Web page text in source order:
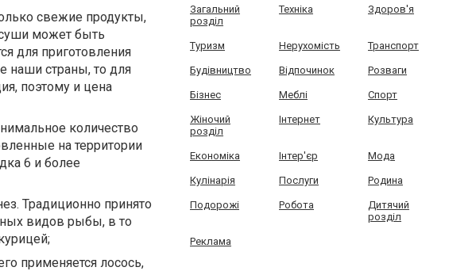
свежие продукты,
может быть
для приготовления
наши страны, то для
поэтому и цена
количество
на территории
6 и более
Традиционно принято
видов рыбы, в то
применяется лосось,
Загальний
розділ
Техніка Здоров'я
Туризм Нерухомість Транспорт
Будівництво Відпочинок Розваги
Бізнес Меблі Спорт
Жіночий
розділ
Інтернет Культура
Економіка Інтер'єр Мода
Кулінарія Послуги Родина
Подорожі Робота
Дитячий
розділ
Реклама